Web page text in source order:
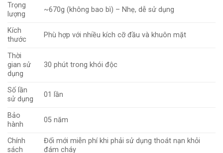
Trọng
lượng
~670g (không bao bì) – Nhẹ, dễ sử dụng
Kích
thước
Phù hợp với nhiều kích cỡ đầu và khuôn mặt
Thời
gian sử
dụng
30 phút trong khói độc
Số lần
sử dụng
01 lần
Bảo
hành
05 năm
Chính
sách
Đổi mới miễn phí khi phải sử dụng thoát nạn khỏi
đám cháy